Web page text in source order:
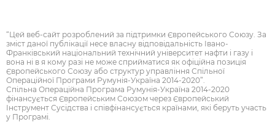
“Цей веб-сайт розроблений за підтримки Європейського Союзу. За
зміст даної публікації несе власну відповідальність Івано-
Франківський національний технічний університет нафти і газу і
вона ні в я кому разі не може сприйматися як офіційна позиція
Європейського Союзу або структур управління Спільної
Операційної Програми Румунія-Україна 2014-2020”.
Спільна Операційна Програма Румунія-Україна 2014-2020
фінансується Європейським Союзом через Європейський
Інструмент Сусідства і співфінансується країнами, які беруть участь
у Програмі.